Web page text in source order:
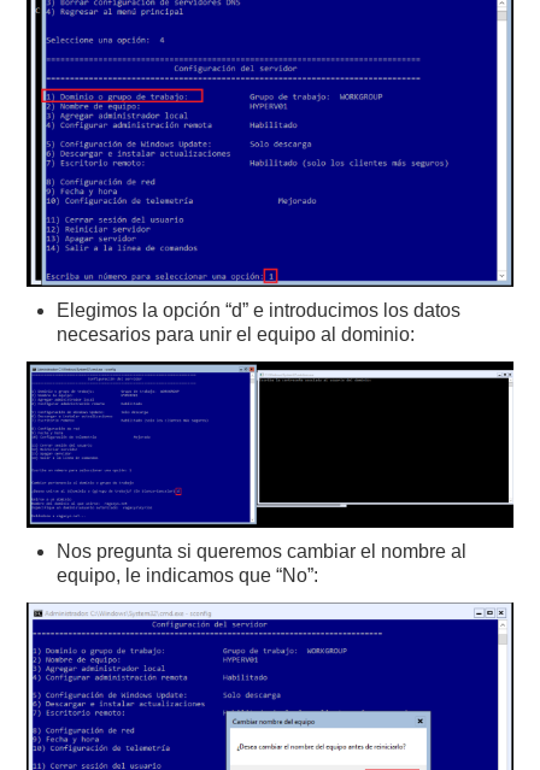
Elegimos la opción “d” e introducimos los datos
necesarios para unir el equipo al dominio:
Nos pregunta si queremos cambiar el nombre al
equipo, le indicamos que “No”: